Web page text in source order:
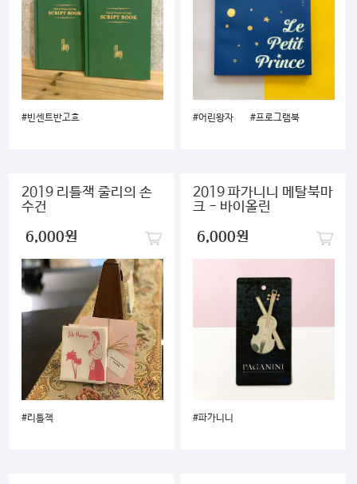
#빈센트반고흐 #어린왕자 #프로그램북
2019 리틀잭 줄리의 손
수건
6,000원
#리틀잭
2019 파가니니 메탈북마
크 - 바이올린
6,000원
#파가니니